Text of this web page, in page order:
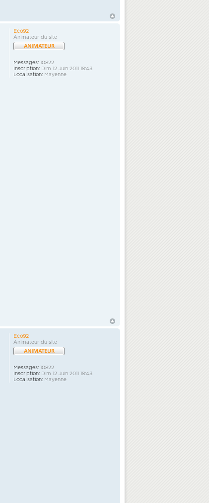
Eco92
Animateur du site
Messages: 10822
Inscription: Dim 12 Juin 2011 18:43
Localisation: Mayenne
Eco92
Animateur du site
Messages: 10822
Inscription: Dim 12 Juin 2011 18:43
Localisation: Mayenne